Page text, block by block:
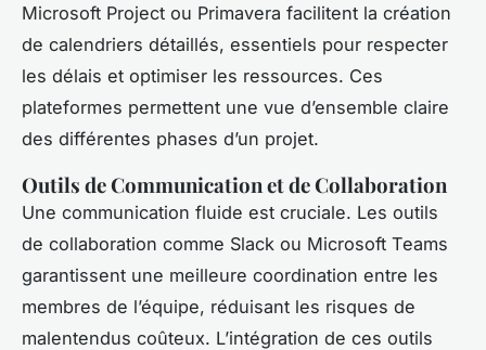
Microsoft Project ou Primavera facilitent la création
de calendriers détaillés, essentiels pour respecter
les délais et optimiser les ressources. Ces
plateformes permettent une vue d’ensemble claire
des différentes phases d’un projet.
Outils de Communication et de Collaboration
Une communication fluide est cruciale. Les outils
de collaboration comme Slack ou Microsoft Teams
garantissent une meilleure coordination entre les
membres de l’équipe, réduisant les risques de
malentendus coûteux. L’intégration de ces outils